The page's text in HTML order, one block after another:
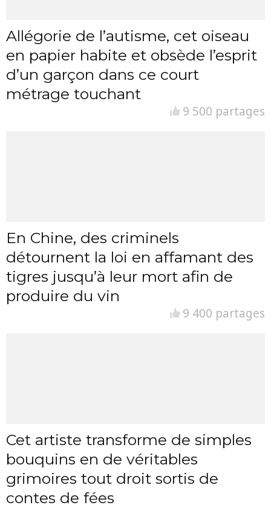
Allégorie de l’autisme, cet oiseau
en papier habite et obsède l’esprit
d’un garçon dans ce court
métrage touchant
9 500 partages
En Chine, des criminels
détournent la loi en affamant des
tigres jusqu’à leur mort afin de
produire du vin
9 400 partages
Cet artiste transforme de simples
bouquins en de véritables
grimoires tout droit sortis de
contes de fées